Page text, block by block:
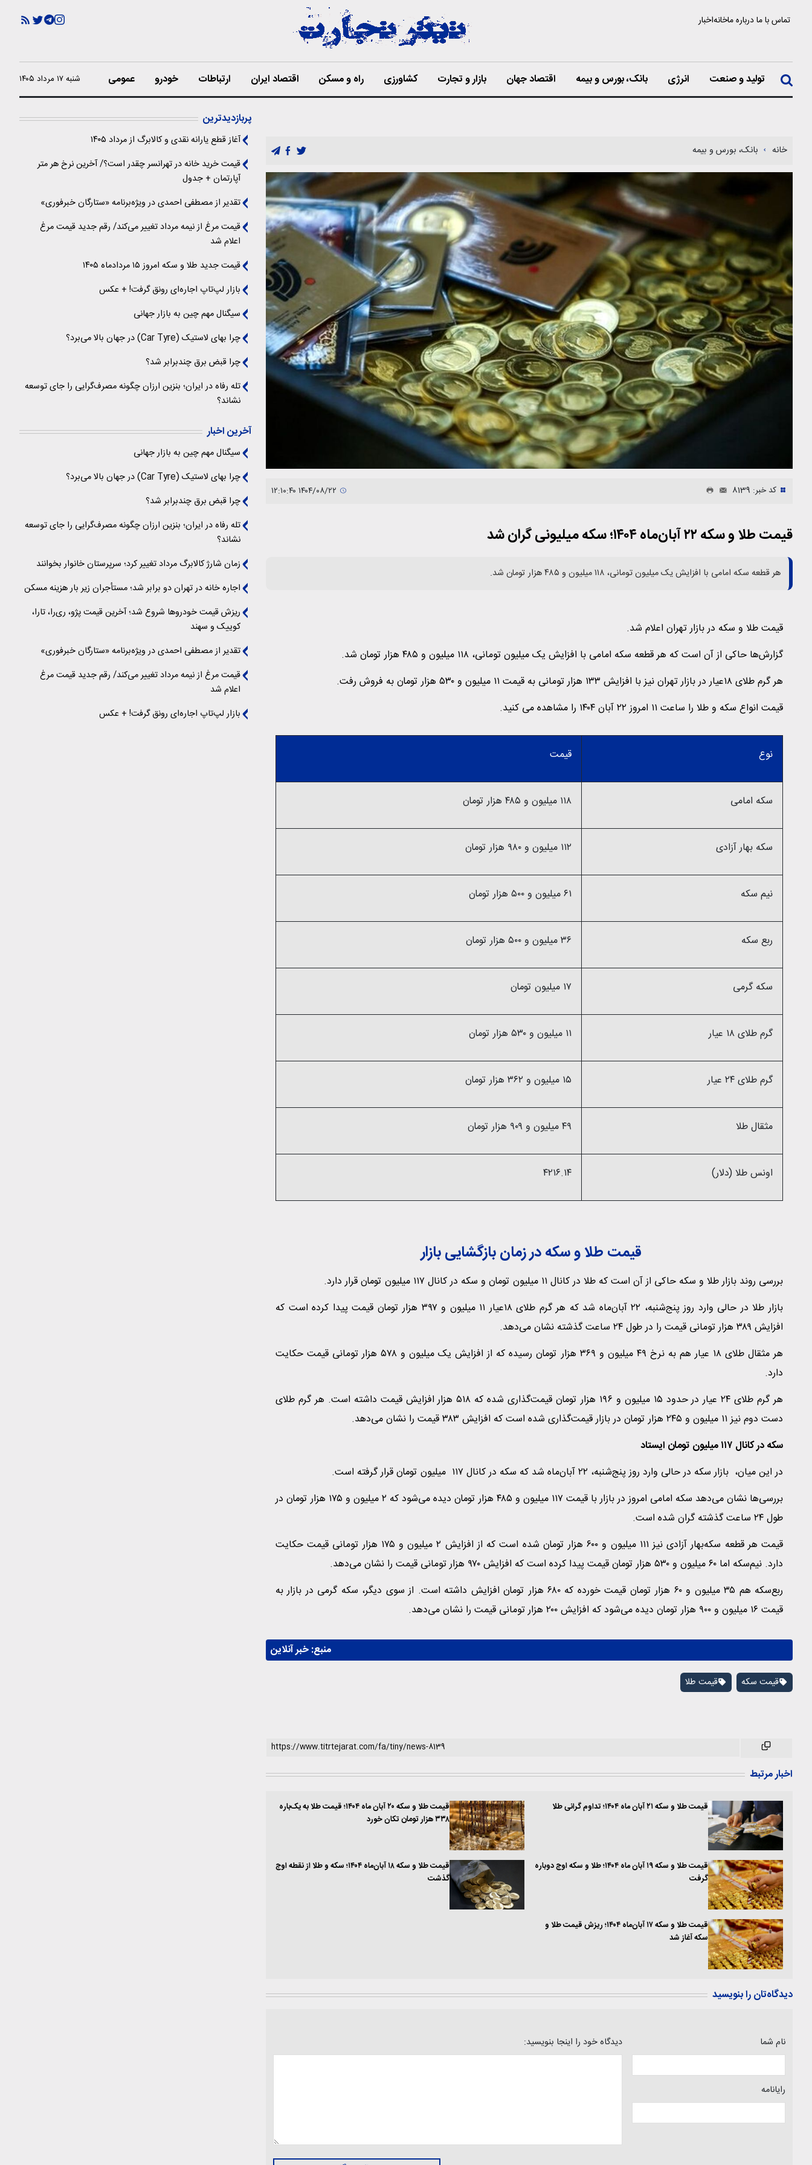
تماس با مادرباره ماخانهاخبار
تولید و صنعت انرژی بانک، بورس و بیمه اقتصاد جهان بازار و تجارت کشاورزی راه و مسکن اقتصاد ایران ارتباطات خودرو عمومی شنبه ۱۷ مرداد ۱۴۰۵
خانه بانک، بورس و بیمه
کد خبر: 8139
قیمت طلا و سکه ۲۲ آبان‌ماه ۱۴۰۴؛ سکه میلیونی گران شد
هر قطعه سکه امامی با افزایش یک میلیون تومانی، ۱۱۸ میلیون و ۴۸۵ هزار تومان شد.
قیمت طلا و سکه در بازار تهران اعلام شد.
گزارش‌ها حاکی از آن است که هر قطعه سکه امامی با افزایش یک میلیون تومانی، ۱۱۸ میلیون و ۴۸۵ هزار تومان شد.
هر گرم طلای ۱۸عیار در بازار تهران نیز با افزایش ۱۳۳ هزار تومانی به قیمت ۱۱ میلیون و ۵۳۰ هزار تومان به فروش رفت.
قیمت انواع سکه و طلا را ساعت ۱۱ امروز ۲۲ آبان ۱۴۰۴ را مشاهده می کنید.
نوع قیمت
سکه امامی ۱۱۸ میلیون و ۴۸۵ هزار تومان
سکه بهار آزادی ۱۱۲ میلیون و ۹۸۰ هزار تومان
نیم سکه ۶۱ میلیون و ۵۰۰ هزار تومان
ربع سکه ۳۶ میلیون و ۵۰۰ هزار تومان
سکه گرمی ۱۷ میلیون تومان
گرم طلای ۱۸ عیار ۱۱ میلیون و ۵۳۰ هزار تومان
گرم طلای ۲۴ عیار ۱۵ میلیون و ۳۶۲ هزار تومان
مثقال طلا ۴۹ میلیون و ۹۰۹ هزار تومان
اونس طلا (دلار) ۴۲۱۶.۱۴
قیمت طلا و سکه در زمان بازگشایی بازار
بررسی روند بازار طلا و سکه حاکی از آن است که طلا در کانال ۱۱ میلیون تومان و سکه در کانال ۱۱۷ میلیون تومان قرار دارد.
بازار طلا در حالی وارد روز پنج‌شنبه، ۲۲ آبان‌ماه شد که هر گرم طلای ۱۸عیار ۱۱ میلیون و ۳۹۷ هزار تومان قیمت پیدا کرده است که
افزایش ۳۸۹ هزار تومانی قیمت را در طول ۲۴ ساعت گذشته نشان می‌دهد.
هر مثقال طلای ۱۸ عیار هم به نرخ ۴۹ میلیون و ۳۶۹ هزار تومان رسیده که از افزایش یک میلیون و ۵۷۸ هزار تومانی قیمت حکایت
دارد.
هر گرم طلای ۲۴ عیار در حدود ۱۵ میلیون و ۱۹۶ هزار تومان قیمت‌گذاری شده که ۵۱۸ هزار افزایش قیمت داشته است. هر گرم طلای
دست دوم نیز ۱۱ میلیون و ۲۴۵ هزار تومان در بازار قیمت‌گذاری شده است که افزایش ۳۸۳ قیمت را نشان می‌دهد.
سکه در کانال ۱۱۷ میلیون تومان ایستاد
در این میان، بازار سکه در حالی وارد روز پنج‌شنبه، ۲۲ آبان‌ماه شد که سکه در کانال ۱۱۷ میلیون تومان قرار گرفته است.
بررسی‌ها نشان می‌دهد سکه امامی امروز در بازار با قیمت ۱۱۷ میلیون و ۴۸۵ هزار تومان دیده می‌شود که ۲ میلیون و ۱۷۵ هزار تومان در
طول ۲۴ ساعت گذشته گران شده است.
قیمت هر قطعه سکه‌بهار آزادی نیز ۱۱۱ میلیون و ۶۰۰ هزار تومان شده است که از افزایش ۲ میلیون و ۱۷۵ هزار تومانی قیمت حکایت
دارد. نیم‌سکه اما ۶۰ میلیون و ۵۳۰ هزار تومان قیمت پیدا کرده است که افزایش ۹۷۰ هزار تومانی قیمت را نشان می‌دهد.
ربع‌سکه هم ۳۵ میلیون و ۶۰ هزار تومان قیمت خورده که ۶۸۰ هزار تومان افزایش داشته است. از سوی دیگر، سکه گرمی در بازار به
قیمت ۱۶ میلیون و ۹۰۰ هزار تومان دیده می‌شود که افزایش ۲۰۰ هزار تومانی قیمت را نشان می‌دهد.
منبع:خبر آنلاین
قیمت سکه قیمت طلا
اخبار مرتبط
قیمت طلا و سکه ۲۱ آبان ماه ۱۴۰۴؛ تداوم گرانی طلا
قیمت طلا و سکه ۲۰ آبان ماه ۱۴۰۴؛ قیمت طلا به یک‌باره
۳۳۸ هزار تومان تکان خورد
قیمت طلا و سکه ۱۹ آبان ماه ۱۴۰۴؛ طلا و سکه اوج دوباره
گرفت
قیمت طلا و سکه ۱۸ آبان‌ماه ۱۴۰۴؛ سکه و طلا از نقطه اوج
گذشت
قیمت طلا و سکه ۱۷ آبان‌ماه ۱۴۰۴؛ ریزش قیمت طلا و
سکه آغاز شد
دیدگاه‌تان را بنویسید
نام شما
رایانامه
دیدگاه خود را اینجا بنویسید:
پربازدیدترین
آغاز قطع یارانه نقدی و کالابرگ از مرداد ۱۴۰۵
قیمت خرید خانه در تهرانسر چقدر است؟/ آخرین نرخ هر متر
آپارتمان + جدول
تقدیر از مصطفی احمدی در ویژه‌برنامه «ستارگان خبرفوری»
قیمت مرغ از نیمه مرداد تغییر می‌کند/ رقم جدید قیمت مرغ
اعلام شد
قیمت جدید طلا و سکه امروز ۱۵ مردادماه ۱۴۰۵
بازار لپ‌تاپ اجاره‌ای رونق گرفت! + عکس
سیگنال‌ مهم چین به بازار جهانی
چرا بهای لاستیک (Car Tyre) در جهان بالا می‌برد؟
چرا قبض برق چندبرابر شد؟
تله رفاه در ایران؛ بنزین ارزان چگونه مصرف‌گرایی را جای توسعه
نشاند؟
آخرین اخبار
سیگنال‌ مهم چین به بازار جهانی
چرا بهای لاستیک (Car Tyre) در جهان بالا می‌برد؟
چرا قبض برق چندبرابر شد؟
تله رفاه در ایران؛ بنزین ارزان چگونه مصرف‌گرایی را جای توسعه
نشاند؟
زمان شارژ کالابرگ مرداد تغییر کرد؛ سرپرستان خانوار بخوانند
اجاره خانه در تهران دو برابر شد؛ مستأجران زیر بار هزینه مسکن
ریزش قیمت خودروها شروع شد؛ آخرین قیمت پژو، ری‌را، تارا،
کوییک و سهند
تقدیر از مصطفی احمدی در ویژه‌برنامه «ستارگان خبرفوری»
قیمت مرغ از نیمه مرداد تغییر می‌کند/ رقم جدید قیمت مرغ
اعلام شد
بازار لپ‌تاپ اجاره‌ای رونق گرفت! + عکس